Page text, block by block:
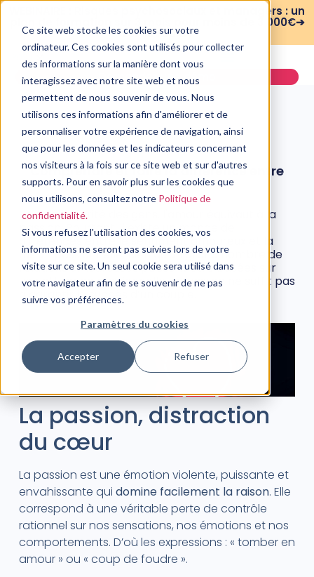
Ce site web stocke les cookies sur votre
ordinateur. Ces cookies sont utilisés pour collecter
des informations sur la manière dont vous
interagissez avec notre site web et nous
permettent de nous souvenir de vous. Nous
utilisons ces informations afin d'améliorer et de
personnaliser votre expérience de navigation, ainsi
que pour les données et les indicateurs concernant
nos visiteurs à la fois sur ce site web et sur d'autres
supports. Pour en savoir plus sur les cookies que
nous utilisons, consultez notre Politique de
confidentialité.
Si vous refusez l'utilisation des cookies, vos
informations ne seront pas suivies lors de votre
visite sur ce site. Un seul cookie sera utilisé dans
votre navigateur afin de se souvenir de ne pas
suivre vos préférences.
Paramètres du cookies
Accepter Refuser
WEBINAIRE : Risques psychosociaux et managers : un
plan de formation sur 3 mois pour moins de 3 000€➔
voir le replay
Demander une démo
PSYCHOLOGIE
Comprendre et faire la différence entre
passion et amour
5 janvier, 2020
Pour la majorité des gens, l'amour équivaut à la
passion. Pourtant, il existe un monde de
différences entre le sentiment amoureux et la
fusion passionnelle. Bien qu'un grand nombre de
relations amoureuses puissent être basées sur
une attirance passionnelle, la passion ne suffit pas
à garantir le succès d’un couple.
La passion, distraction
du cœur
La passion est une émotion violente, puissante et
envahissante qui domine facilement la raison. Elle
correspond à une véritable perte de contrôle
rationnel sur nos sensations, nos émotions et nos
comportements. D’où les expressions : « tomber en
amour » ou « coup de foudre ».